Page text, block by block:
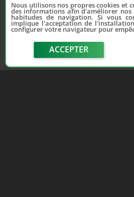
Nous utilisons nos propres cookies et
des informations afin d'améliorer nos
habitudes de navigation. Si vous
implique l'acceptation de
configurer votre navigateur pour
ACCEPTER